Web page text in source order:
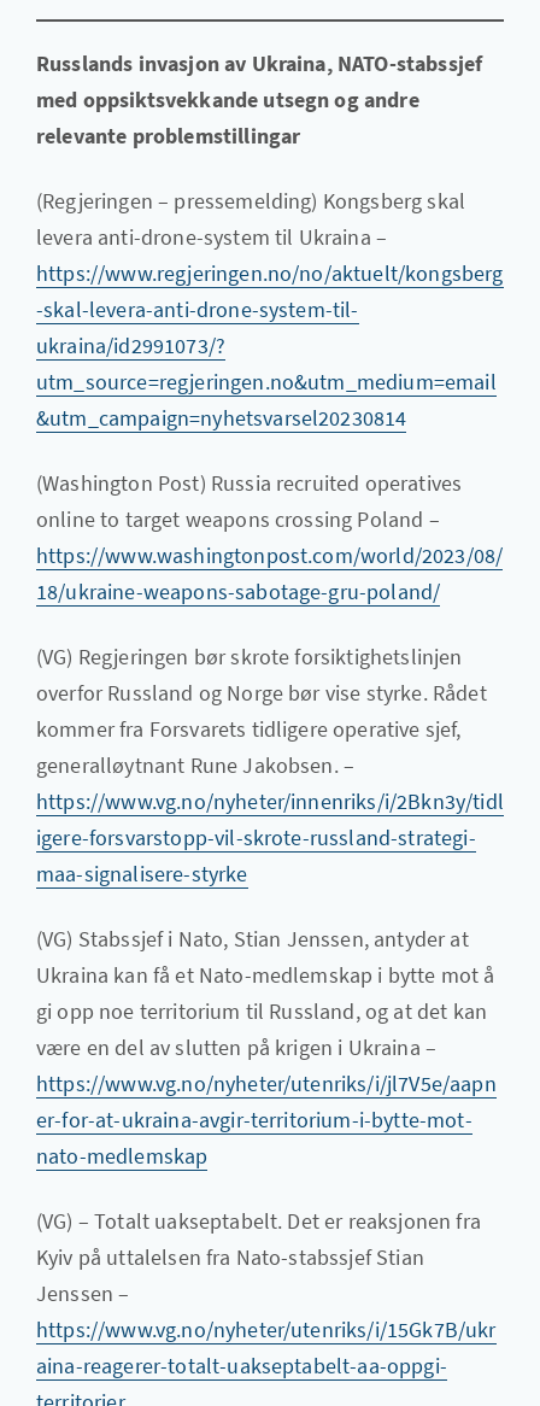
Russlands invasjon av Ukraina, NATO-stabssjef
med oppsiktsvekkande utsegn og andre
relevante problemstillingar
(Regjeringen – pressemelding) Kongsberg skal
levera anti-drone-system til Ukraina –
https://www.regjeringen.no/no/aktuelt/kongsberg
-skal-levera-anti-drone-system-til-
ukraina/id2991073/?
utm_source=regjeringen.no&utm_medium=email
&utm_campaign=nyhetsvarsel20230814
(Washington Post) Russia recruited operatives
online to target weapons crossing Poland –
https://www.washingtonpost.com/world/2023/08/
18/ukraine-weapons-sabotage-gru-poland/
(VG) Regjeringen bør skrote forsiktighetslinjen
overfor Russland og Norge bør vise styrke. Rådet
kommer fra Forsvarets tidligere operative sjef,
generalløytnant Rune Jakobsen. –
https://www.vg.no/nyheter/innenriks/i/2Bkn3y/tidl
igere-forsvarstopp-vil-skrote-russland-strategi-
maa-signalisere-styrke
(VG) Stabssjef i Nato, Stian Jenssen, antyder at
Ukraina kan få et Nato-medlemskap i bytte mot å
gi opp noe territorium til Russland, og at det kan
være en del av slutten på krigen i Ukraina –
https://www.vg.no/nyheter/utenriks/i/jl7V5e/aapn
er-for-at-ukraina-avgir-territorium-i-bytte-mot-
nato-medlemskap
(VG) – Totalt uakseptabelt. Det er reaksjonen fra
Kyiv på uttalelsen fra Nato-stabssjef Stian
Jenssen –
https://www.vg.no/nyheter/utenriks/i/15Gk7B/ukr
aina-reagerer-totalt-uakseptabelt-aa-oppgi-